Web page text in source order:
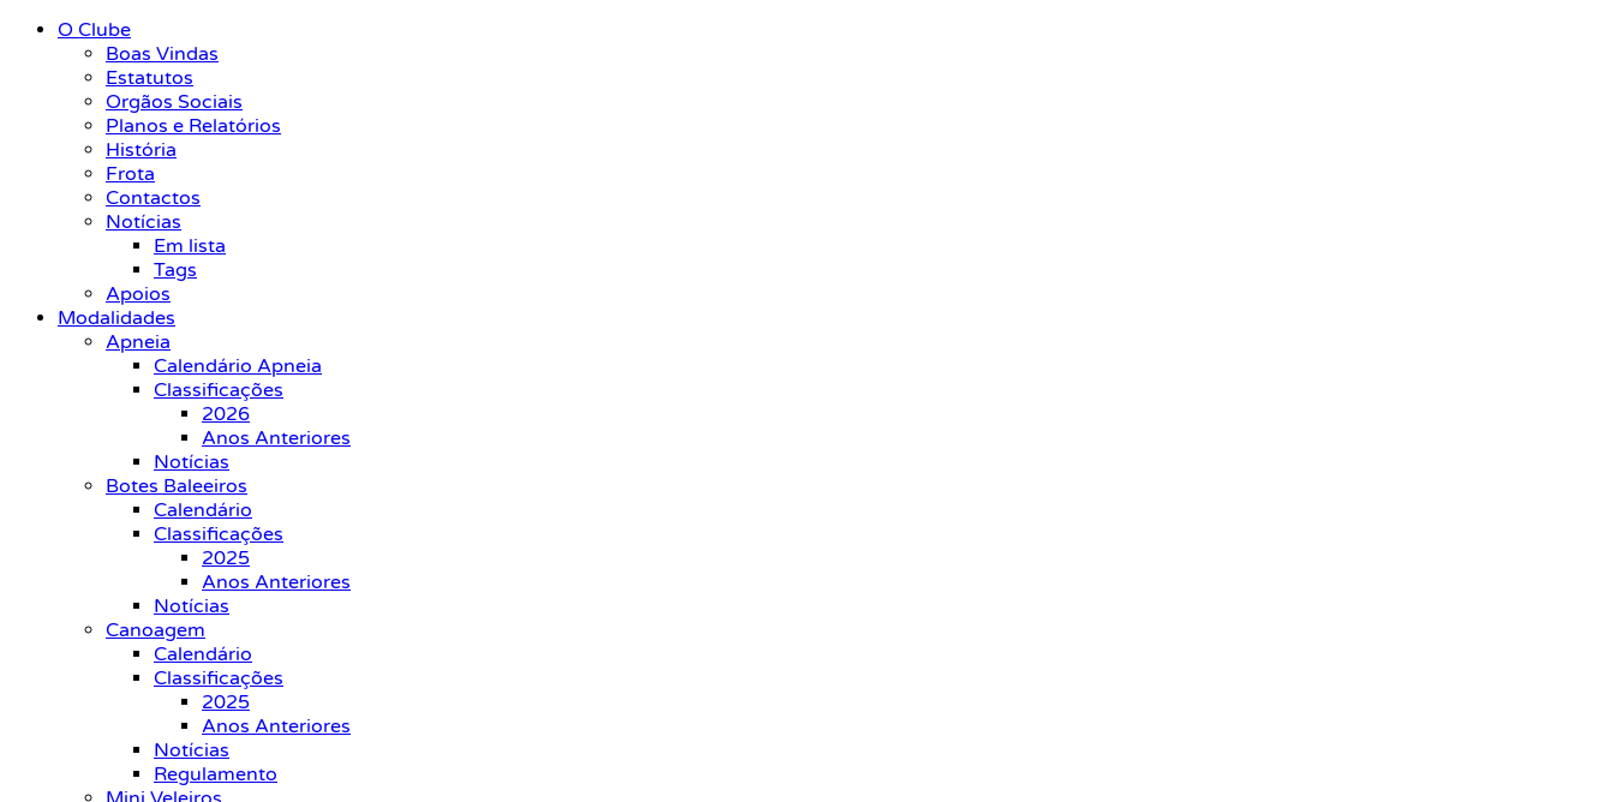
O Clube
Boas Vindas
Estatutos
Orgãos Sociais
Planos e Relatórios
História
Frota
Contactos
Notícias
Em lista
Tags
Apoios
Modalidades
Apneia
Calendário Apneia
Classificações
2026
Anos Anteriores
Notícias
Botes Baleeiros
Calendário
Classificações
2025
Anos Anteriores
Notícias
Canoagem
Calendário
Classificações
2025
Anos Anteriores
Notícias
Regulamento